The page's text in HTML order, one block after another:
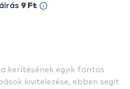
kerítésének egyik fontos
kivitelezése, ebben segít
9 Ft